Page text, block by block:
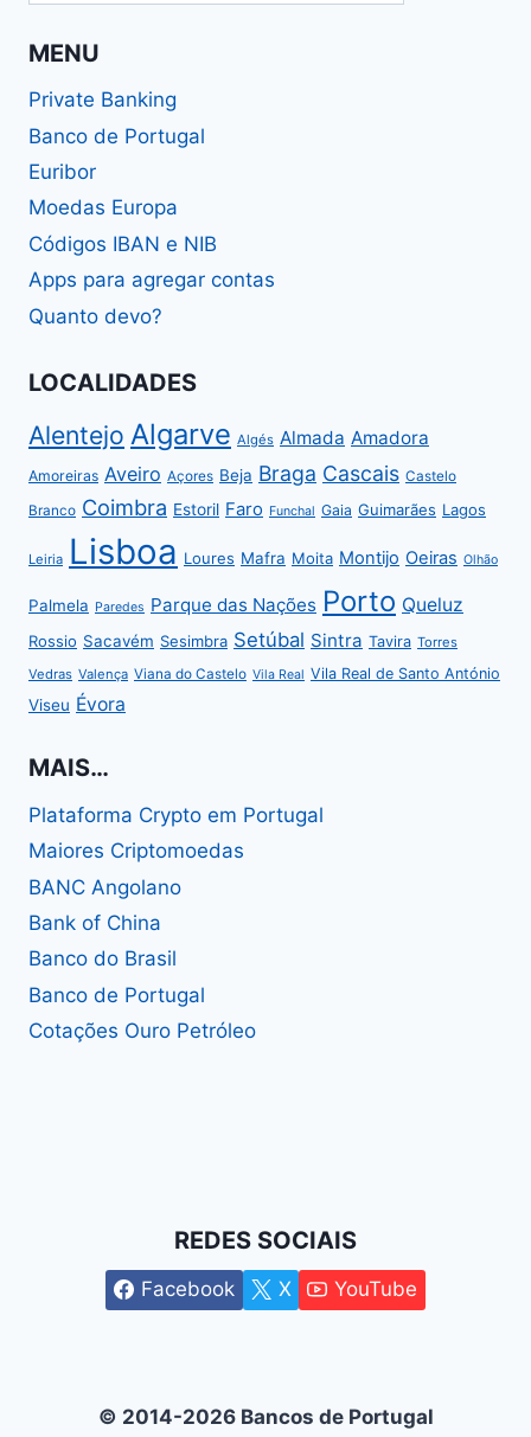
MENU
Private Banking
Banco de Portugal
Euribor
Moedas Europa
Códigos IBAN e NIB
Apps para agregar contas
Quanto devo?
LOCALIDADES
Alentejo Algarve Algés Almada Amadora
Amoreiras Aveiro Açores Beja Braga Cascais Castelo
Branco Coimbra Estoril Faro Funchal Gaia Guimarães Lagos
Leiria Lisboa Loures Mafra Moita Montijo Oeiras Olhão
Palmela Paredes Parque das Nações Porto Queluz
Rossio Sacavém Sesimbra Setúbal Sintra Tavira Torres
Vedras Valença Viana do Castelo Vila Real Vila Real de Santo António
Viseu Évora
MAIS…
Plataforma Crypto em Portugal
Maiores Criptomoedas
BANC Angolano
Bank of China
Banco do Brasil
Banco de Portugal
Cotações Ouro Petróleo
REDES SOCIAIS
Facebook X YouTube
© 2014-2026 Bancos de Portugal